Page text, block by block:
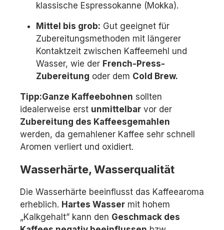
klassische Espressokanne (Mokka).
Mittel bis grob: Gut geeignet für
Zubereitungsmethoden mit längerer
Kontaktzeit zwischen Kaffeemehl und
Wasser, wie der French-Press-
Zubereitung oder dem Cold Brew.
Tipp:Ganze Kaffeebohnen sollten
idealerweise erst unmittelbar vor der
Zubereitung des Kaffeesgemahlen
werden, da gemahlener Kaffee sehr schnell
Aromen verliert und oxidiert.
Wasserhärte, Wasserqualität
Die Wasserhärte beeinflusst das Kaffeearoma
erheblich. Hartes Wasser mit hohem
„Kalkgehalt” kann den Geschmack des